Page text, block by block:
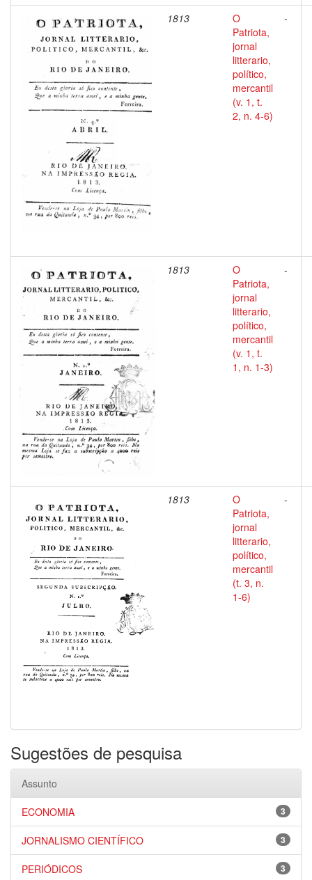
1813
O
Patriota,
jornal
litterario,
político,
mercantil
(v. 1, t.
2, n. 4-6)
-
1813
O
Patriota,
jornal
litterario,
político,
mercantil
(v. 1, t.
1, n. 1-3)
-
1813
O
Patriota,
jornal
litterario,
político,
mercantil
(t. 3, n.
1-6)
-
Sugestões de pesquisa
Assunto
3
ECONOMIA
3
JORNALISMO CIENTÍFICO
3
PERIÓDICOS